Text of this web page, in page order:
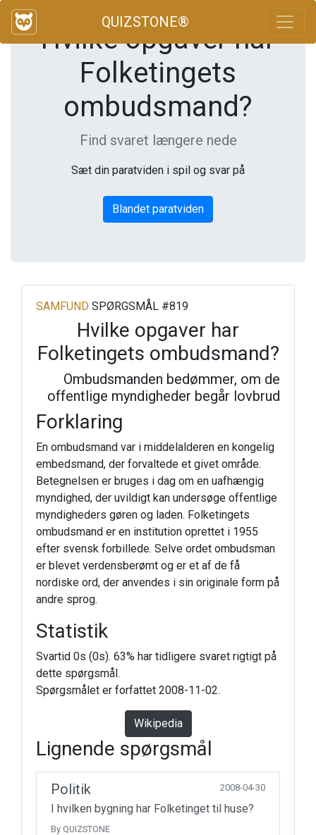
QUIZSTONE®
Hvilke opgaver har
Folketingets
ombudsmand?
Find svaret længere nede
Sæt din paratviden i spil og svar på
Blandet paratviden
SAMFUND SPØRGSMÅL #819
Hvilke opgaver har
Folketingets ombudsmand?
Ombudsmanden bedømmer, om de
offentlige myndigheder begår lovbrud
Forklaring
En ombudsmand var i middelalderen en kongelig
embedsmand, der forvaltede et givet område.
Betegnelsen er bruges i dag om en uafhængig
myndighed, der uvildigt kan undersøge offentlige
myndigheders gøren og laden. Folketingets
ombudsmand er en institution oprettet i 1955
efter svensk forbillede. Selve ordet ombudsman
er blevet verdensberømt og er et af de få
nordiske ord, der anvendes i sin originale form på
andre sprog.
Statistik
Svartid 0s (0s). 63% har tidligere svaret rigtigt på
dette spørgsmål.
Spørgsmålet er forfattet 2008-11-02.
Wikipedia
Lignende spørgsmål
Politik 2008-04-30
I hvilken bygning har Folketinget til huse?
By QUIZSTONE